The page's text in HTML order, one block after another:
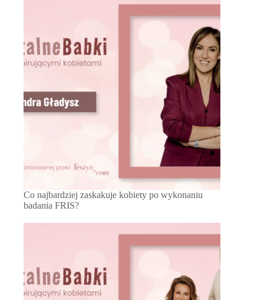
Co najbardziej zaskakuje kobiety po wykonaniu
badania FRIS?